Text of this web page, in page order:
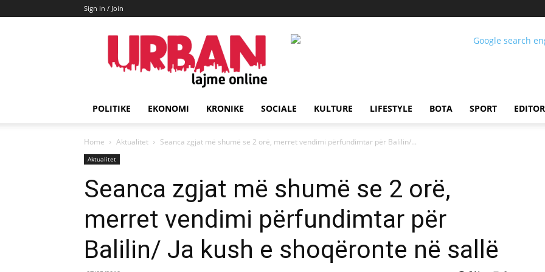
Sign in / Join
URBAN
Lajme
POLITIKE EKONOMI KRONIKE SOCIALE KULTURE LIFESTYLE BOTA SPORT
Home Aktualitet Seanca zgjat më shumë se 2 orë, merret vendimi përfundimtar për Balilin/...
Aktualitet
Seanca zgjat më shumë se 2 orë,
merret vendimi përfundimtar për
Balilin/ Ja kush e shoqëronte në sallë